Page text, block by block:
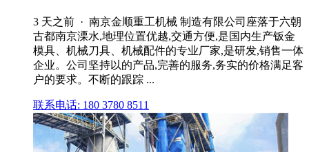
3 天之前 · 南京金顺重工机械 制造有限公司座落于六朝
古都南京溧水,地理位置优越,交通方便,是国内生产钣金
模具、机械刀具、机械配件的专业厂家,是研发,销售一体
企业。公司坚持以的产品,完善的服务,务实的价格满足客
户的要求。不断的跟踪 ...
联系电话: 180 3780 8511